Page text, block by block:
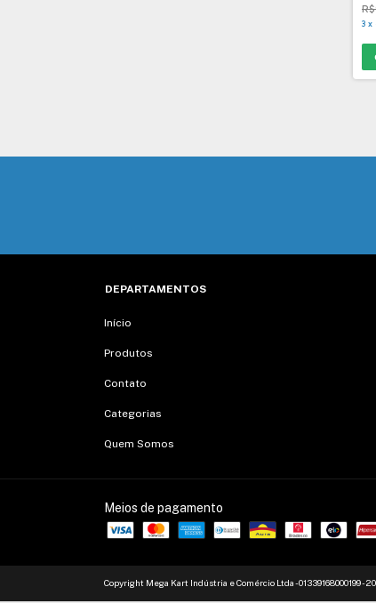
3 x
DEPARTAMENTOS
Início
Produtos
Contato
Categorias
Quem Somos
Meios de pagamento
Copyright Mega Kart Indústria e Comércio Ltda - 01339168000199 -